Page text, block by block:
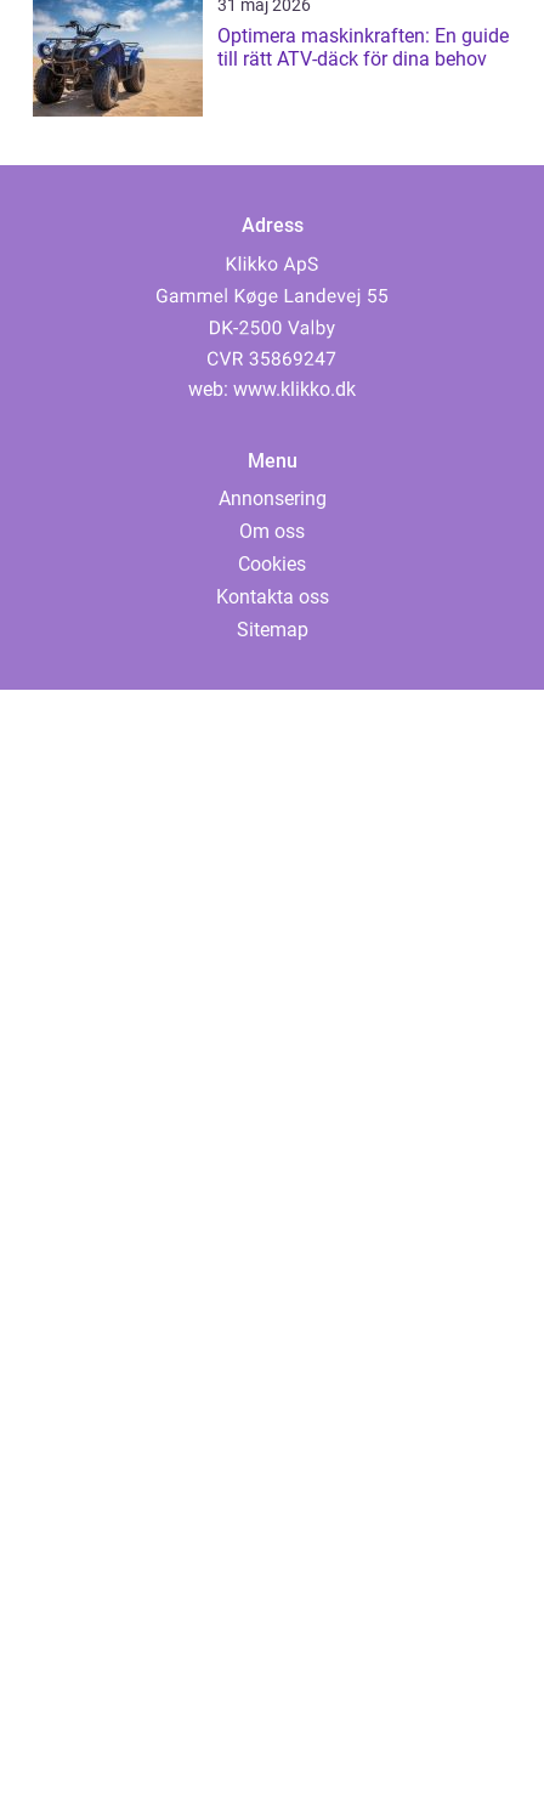
31 maj 2026
Optimera maskinkraften: En guide
till rätt ATV-däck för dina behov
Adress
web: www.klikko.dk
Menu
Annonsering
Om oss
Cookies
Kontakta oss
Sitemap